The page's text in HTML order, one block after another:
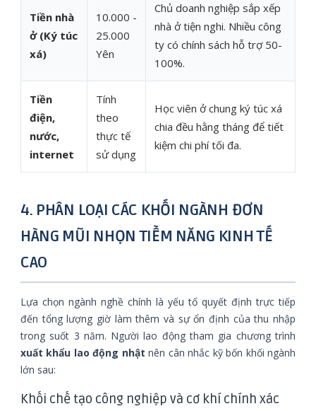
Tiền nhà
ở (Ký túc
xá)
10.000 -
25.000
Yên
Chủ doanh nghiệp sắp xếp
nhà ở tiện nghi. Nhiều công
ty có chính sách hỗ trợ 50-
100%.
Tiền
điện,
nước,
internet
Tính
theo
thực tế
sử dụng
Học viên ở chung ký túc xá
chia đều hằng tháng để tiết
kiệm chi phí tối đa.
4. PHÂN LOẠI CÁC KHỐI NGÀNH ĐƠN
HÀNG MŨI NHỌN TIỀM NĂNG KINH TẾ
CAO
Lựa chọn ngành nghề chính là yếu tố quyết định trực tiếp
đến tổng lượng giờ làm thêm và sự ổn định của thu nhập
trong suốt 3 năm. Người lao động tham gia chương trình
xuất khẩu lao động nhật nên cân nhắc kỹ bốn khối ngành
lớn sau:
Khối chế tạo công nghiệp và cơ khí chính xác